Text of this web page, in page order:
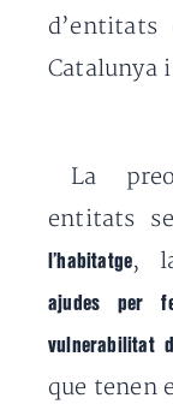
d’entitats
Catalunya
La
entitats
l’habitatge,
ajudes per
vulnerabilitat
que tenen